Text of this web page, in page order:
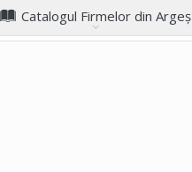
Catalogul Firmelor din Argeș